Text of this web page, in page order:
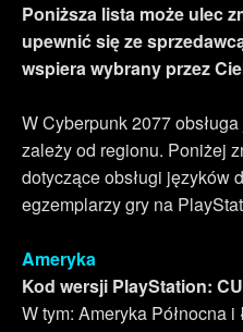
Poniższa lista może ulec
upewnić się ze
wspiera wybrany przez
W Cyberpunk 2077
zależy od regionu. Poniżej
dotyczące obsługi języków
egzemplarzy gry na
Ameryka
Kod wersji PlayStation:
W tym: Ameryka Północna